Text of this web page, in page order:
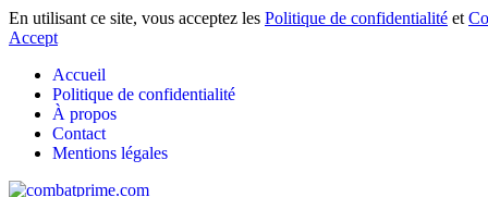
En utilisant ce site, vous acceptez les Politique de confidentialité et
Accept
Accueil
Politique de confidentialité
À propos
Contact
Mentions légales